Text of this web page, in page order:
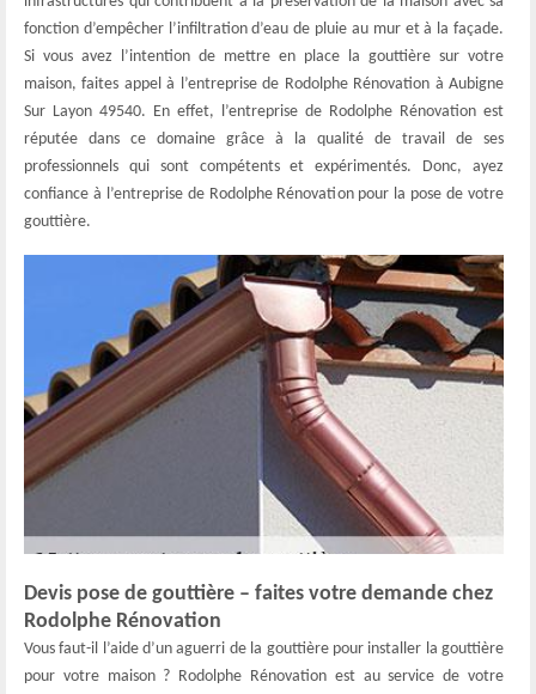
fonction d’empêcher l’infiltration d’eau de pluie au mur et à la façade.
Si vous avez l’intention de mettre en place la gouttière sur votre
maison, faites appel à l’entreprise de Rodolphe Rénovation à Aubigne
Sur Layon 49540. En effet, l’entreprise de Rodolphe Rénovation est
réputée dans ce domaine grâce à la qualité de travail de ses
professionnels qui sont compétents et expérimentés. Donc, ayez
confiance à l’entreprise de Rodolphe Rénovation pour la pose de votre
gouttière.
Devis pose de gouttière – faites votre demande chez
Rodolphe Rénovation
Vous faut-il l’aide d’un aguerri de la gouttière pour installer la gouttière
pour votre maison ? Rodolphe Rénovation est au service de votre